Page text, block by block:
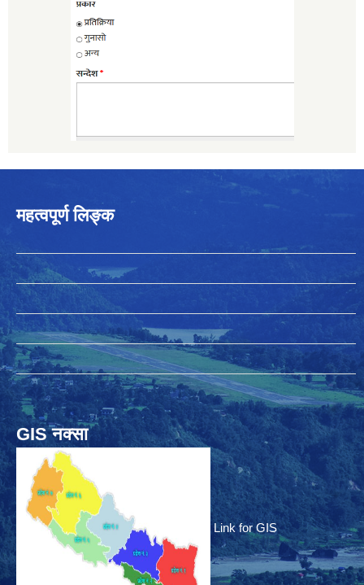
महत्वपूर्ण लिङ्क
GIS नक्सा
Link for GIS